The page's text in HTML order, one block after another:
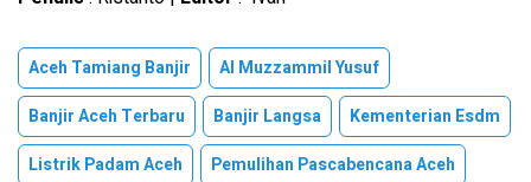
Aceh Tamiang Banjir
Al Muzzammil Yusuf
Banjir Aceh Terbaru
Banjir Langsa
Kementerian Esdm
Listrik Padam Aceh
Pemulihan Pascabencana Aceh